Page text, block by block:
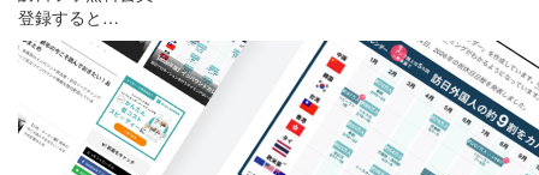
登録すると…